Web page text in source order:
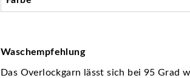
Waschempfehlung
Das Overlockgarn lässt sich bei 95 Grad